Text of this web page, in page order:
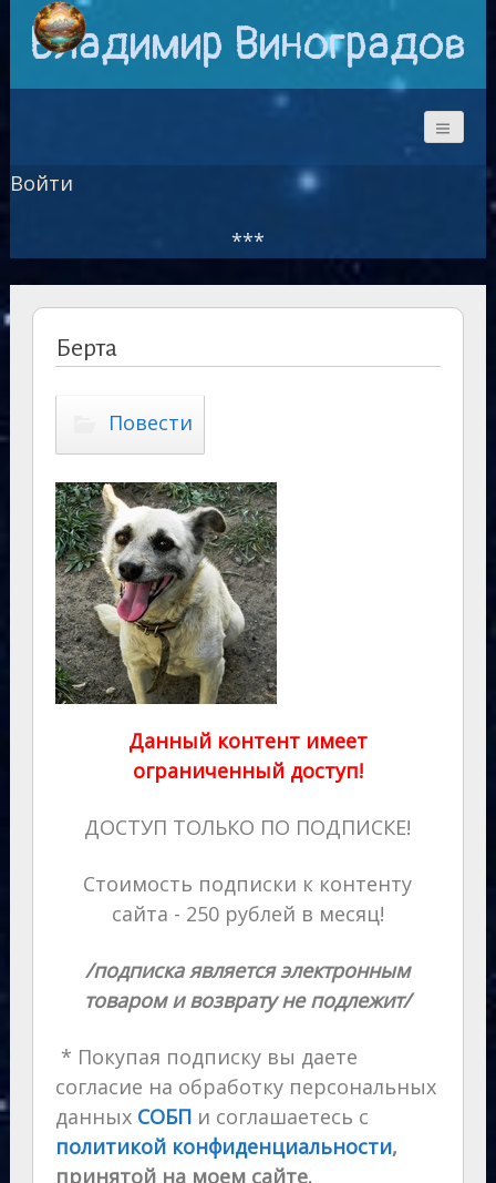
Владимир Виноградов
Войти
***
Берта
Повести
Данный контент имеет
ограниченный доступ!
ДОСТУП ТОЛЬКО ПО ПОДПИСКЕ!
Стоимость подписки к контенту
сайта - 250 рублей в месяц!
/подписка является электронным
товаром и возврату не подлежит/
* Покупая подписку вы даете
согласие на обработку персональных
данных СОБП и соглашаетесь с
политикой конфиденциальности,
принятой на моем сайте.